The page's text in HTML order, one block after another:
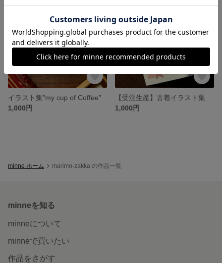
イラスト集"my cup of Coffee"
1,000円
【受注生産】古着イラスト集
1,000円
minne ホーム marimo-zakka の作品一覧
minneを知る
minneについて
minneで買いたい
作品をさがす